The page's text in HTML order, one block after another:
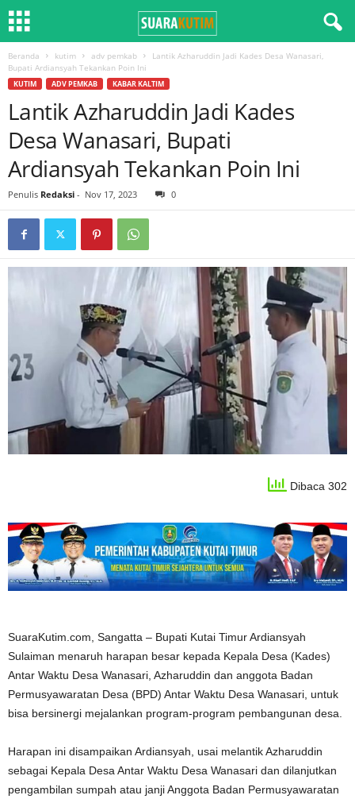
Beranda kutim adv pemkab
Lantik Azharuddin Jadi Kades Desa Wanasari,
Bupati Ardiansyah Tekankan Poin Ini
KUTIM ADV PEMKAB KABAR KALTIM
Lantik Azharuddin Jadi Kades
Desa Wanasari, Bupati
Ardiansyah Tekankan Poin Ini
Penulis Redaksi - Nov 17, 2023 0
Dibaca 302
SuaraKutim.com, Sangatta – Bupati Kutai Timur Ardiansyah
Sulaiman menaruh harapan besar kepada Kepala Desa (Kades)
Antar Waktu Desa Wanasari, Azharuddin dan anggota Badan
Permusyawaratan Desa (BPD) Antar Waktu Desa Wanasari, untuk
bisa bersinergi mejalankan program-program pembangunan desa.
Harapan ini disampaikan Ardiansyah, usai melantik Azharuddin
sebagai Kepala Desa Antar Waktu Desa Wanasari dan dilanjutkan
pengambilan sumpah atau janji Anggota Badan Permusyawaratan